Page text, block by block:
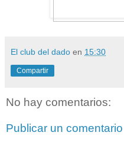
El club del dado en 15:30
Compartir
No hay comentarios:
Publicar un comentario